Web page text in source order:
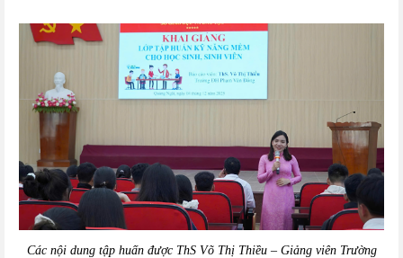
Các nội dung tập huấn được ThS Võ Thị Thiều – Giảng viên Trường